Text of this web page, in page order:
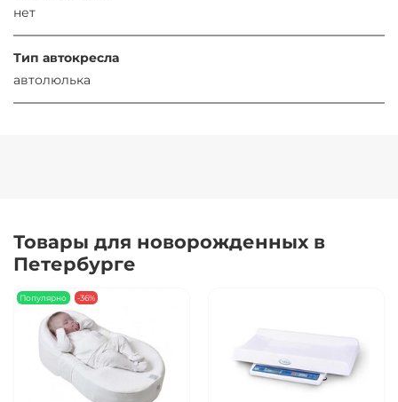
нет
Тип автокресла
автолюлька
Товары для новорожденных в
Петербурге
Популярно -36%